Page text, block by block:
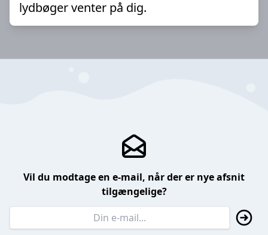
lydbøger venter på dig.
Vil du modtage en e-mail, når der er nye afsnit
tilgængelige?